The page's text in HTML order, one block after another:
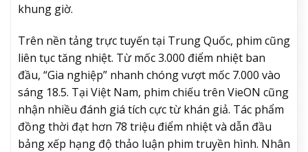
khung giờ.
Trên nền tảng trực tuyến tại Trung Quốc, phim cũng
liên tục tăng nhiệt. Từ mốc 3.000 điểm nhiệt ban
đầu, “Gia nghiệp” nhanh chóng vượt mốc 7.000 vào
sáng 18.5. Tại Việt Nam, phim chiếu trên VieON cũng
nhận nhiều đánh giá tích cực từ khán giả. Tác phẩm
đồng thời đạt hơn 78 triệu điểm nhiệt và dẫn đầu
bảng xếp hạng độ thảo luận phim truyền hình. Nhân